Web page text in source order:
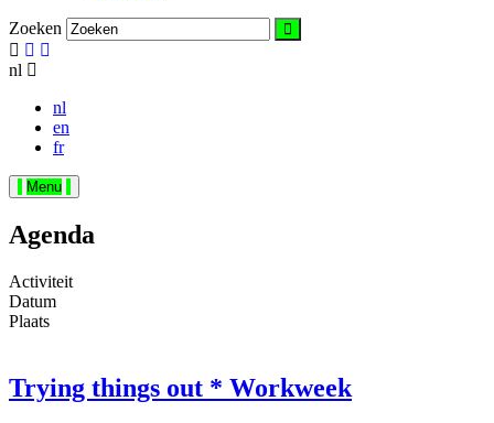
Zoeken
nl
nl
en
fr
Menu
Agenda
Activiteit
Datum
Plaats
Trying things out * Workweek